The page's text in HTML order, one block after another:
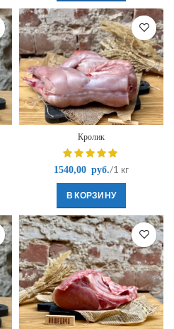
Кролик
1540,00 руб. /1 кг
В КОРЗИНУ